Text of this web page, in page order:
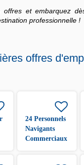
offres et embarquez
professionnelle !
offres
24 Personnels
Navigants
Commerciaux